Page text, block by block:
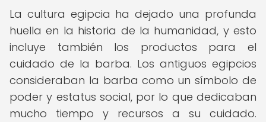
La cultura egipcia ha dejado una profunda
huella en la historia de la humanidad, y esto
incluye también los productos para el
cuidado de la barba. Los antiguos egipcios
consideraban la barba como un símbolo de
poder y estatus social, por lo que dedicaban
mucho tiempo y recursos a su cuidado.